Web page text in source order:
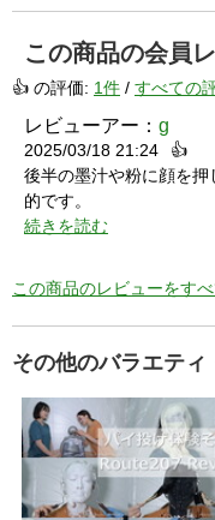
この商品の会員
👍 の評価: 1件 / すべての
レビューアー： g
2025/03/18 21:24
👍
後半の墨汁や粉に顔を
的です。
続きを読む
この商品のレビューをす
その他のバラエテ